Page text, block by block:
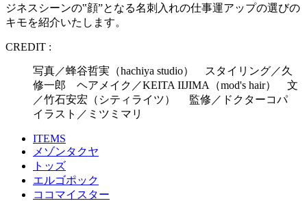
ジネスシーンの‟顔”となる名刺入れの仕事運アップの選びの
キモを紹介いたします。
CREDIT :
写真／蜂谷哲実（hachiya studio） スタイリング／久
修一郎 ヘアメイク／KEITA IIJIMA（mod's hair） 文
／竹石安宏（シティライツ） 監修／ドクターコパ
イラスト／ミツミマリ
ITEMS
メゾンタクヤ
トッズ
エルゴポック
ココマイスター